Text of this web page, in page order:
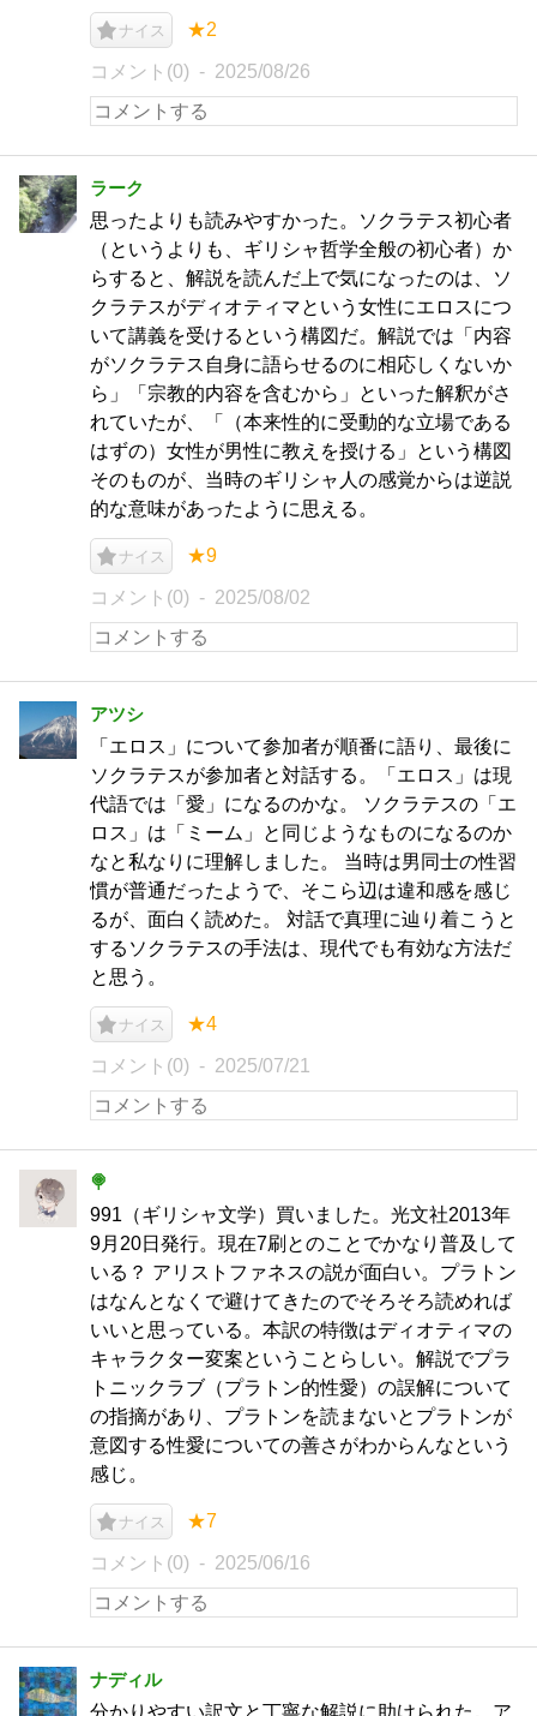
ナイス ★2
コメント(0) 2025/08/26
ラーク
思ったよりも読みやすかった。ソクラテス初心者
（というよりも、ギリシャ哲学全般の初心者）か
らすると、解説を読んだ上で気になったのは、ソ
クラテスがディオティマという女性にエロスにつ
いて講義を受けるという構図だ。解説では「内容
がソクラテス自身に語らせるのに相応しくないか
ら」「宗教的内容を含むから」といった解釈がさ
れていたが、「（本来性的に受動的な立場である
はずの）女性が男性に教えを授ける」という構図
そのものが、当時のギリシャ人の感覚からは逆説
的な意味があったように思える。
ナイス ★9
コメント(0) 2025/08/02
アツシ
「エロス」について参加者が順番に語り、最後に
ソクラテスが参加者と対話する。「エロス」は現
代語では「愛」になるのかな。 ソクラテスの「エ
ロス」は「ミーム」と同じようなものになるのか
なと私なりに理解しました。 当時は男同士の性習
慣が普通だったようで、そこら辺は違和感を感じ
るが、面白く読めた。 対話で真理に辿り着こうと
するソクラテスの手法は、現代でも有効な方法だ
と思う。
ナイス ★4
コメント(0) 2025/07/21
🍭
991（ギリシャ文学）買いました。光文社2013年
9月20日発行。現在7刷とのことでかなり普及して
いる？ アリストファネスの説が面白い。プラトン
はなんとなくで避けてきたのでそろそろ読めれば
いいと思っている。本訳の特徴はディオティマの
キャラクター変案ということらしい。解説でプラ
トニックラブ（プラトン的性愛）の誤解について
の指摘があり、プラトンを読まないとプラトンが
意図する性愛についての善さがわからんなという
感じ。
ナイス ★7
コメント(0) 2025/06/16
ナディル
分かりやすい訳文と丁寧な解説に助けられた。ア